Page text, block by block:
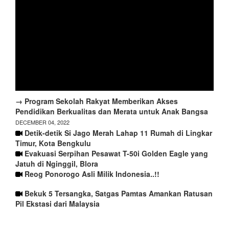
→ Program Sekolah Rakyat Memberikan Akses
Pendidikan Berkualitas dan Merata untuk Anak Bangsa
DECEMBER 04, 2022
Detik-detik Si Jago Merah Lahap 11 Rumah di Lingkar
Timur, Kota Bengkulu
Evakuasi Serpihan Pesawat T-50i Golden Eagle yang
Jatuh di Nginggil, Blora
Reog Ponorogo Asli Milik Indonesia..!!
Bekuk 5 Tersangka, Satgas Pamtas Amankan Ratusan
Pil Ekstasi dari Malaysia